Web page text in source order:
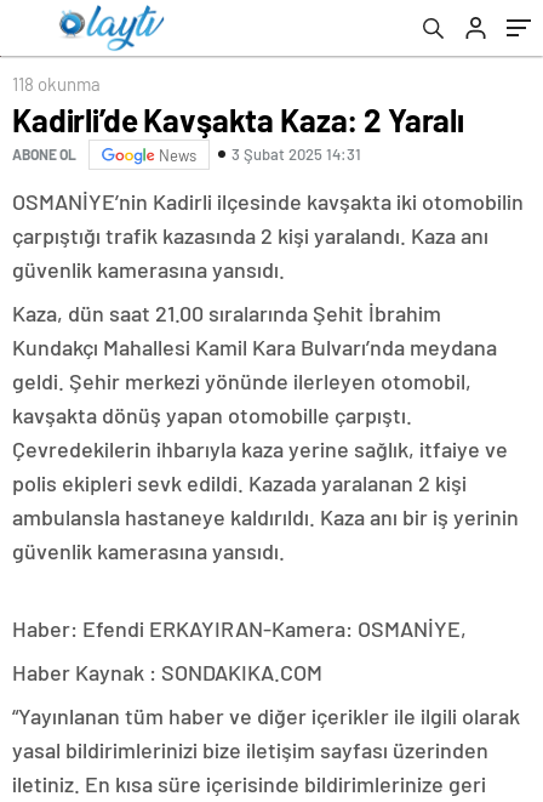
118 okunma
Kadirli’de Kavşakta Kaza: 2 Yaralı
ABONE OL News 3 Şubat 2025 14:31
OSMANİYE’nin Kadirli ilçesinde kavşakta iki otomobilin
çarpıştığı trafik kazasında 2 kişi yaralandı. Kaza anı
güvenlik kamerasına yansıdı.
Kaza, dün saat 21.00 sıralarında Şehit İbrahim
Kundakçı Mahallesi Kamil Kara Bulvarı’nda meydana
geldi. Şehir merkezi yönünde ilerleyen otomobil,
kavşakta dönüş yapan otomobille çarpıştı.
Çevredekilerin ihbarıyla kaza yerine sağlık, itfaiye ve
polis ekipleri sevk edildi. Kazada yaralanan 2 kişi
ambulansla hastaneye kaldırıldı. Kaza anı bir iş yerinin
güvenlik kamerasına yansıdı.
Haber: Efendi ERKAYIRAN-Kamera: OSMANİYE,
Haber Kaynak : SONDAKIKA.COM
“Yayınlanan tüm haber ve diğer içerikler ile ilgili olarak
yasal bildirimlerinizi bize iletişim sayfası üzerinden
iletiniz. En kısa süre içerisinde bildirimlerinize geri